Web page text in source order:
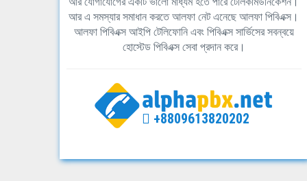
আর এ সমস্যার সমাধান করতে আলফা নেট এনেছে আলফা পিবিএক্স।
আলফা পিবিএক্স আইপি টেলিফোনি এবং পিবিএক্স সার্ভিসের সবন্বয়ে
হোস্টেড পিবিএক্স সেবা প্রদান করে।
+8809613820202